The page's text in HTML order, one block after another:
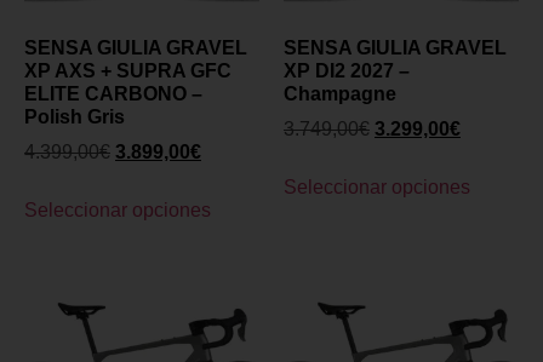
SENSA GIULIA GRAVEL
XP AXS + SUPRA GFC
ELITE CARBONO –
Polish Gris
4.399,00€ 3.899,00€
Seleccionar opciones
SENSA GIULIA GRAVEL
XP DI2 2027 –
Champagne
3.749,00€ 3.299,00€
Seleccionar opciones